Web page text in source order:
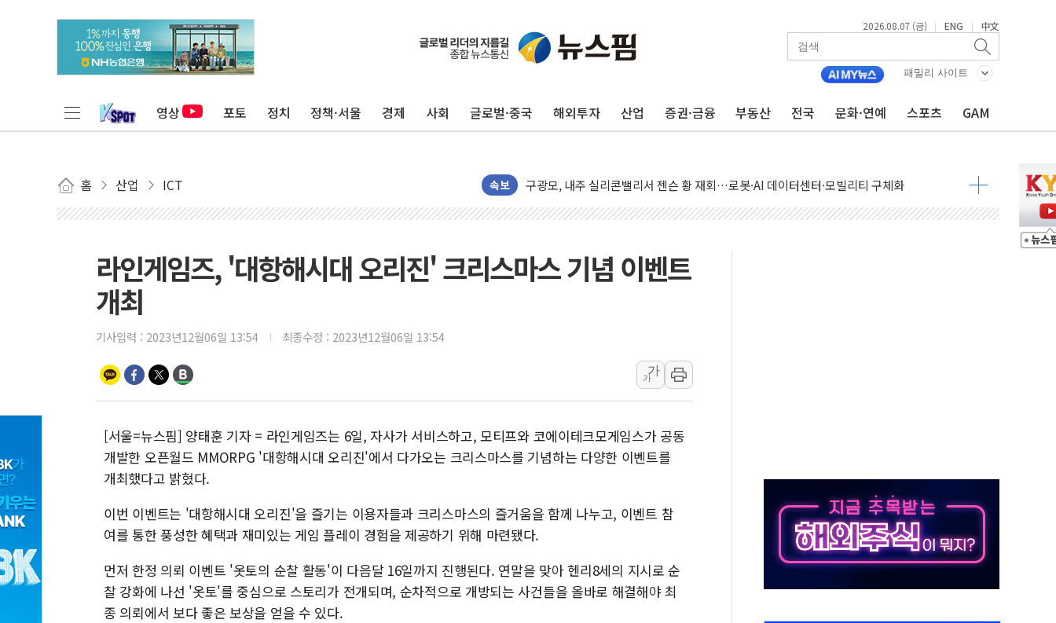
2026.08.07 (금) | ENG | 中文
패밀리 사이트
영상 포토 정치 정책·서울 경제 사회 글로벌·중국 해외투자 산업 증권·금융 부동산 전국 문화·연예 스포츠 GAM
홈 산업 ICT 속보
유럽증시, 견조한 실적 소화하며 대부분 상승… "2분기 기업 순이익 21% 증가" 전망
리투아니아 국방 "러, 우크라 드론으로 나토 회원국 공격 검토… 거짓 깃발 작전"
뉴욕증시 개장 전 특징주...모더나·아이온큐·도어대시↑ VS 샌디스크·피그마·앱러빈↓
김정관 장관 "영업이익 N% 성과급 반대…상법·자본시장법 개정 논의"
청와대, 북한 단거리 탄도미사일 발사에 긴급 안보 점검회의
금값 7주 만에 최고…美 고용 둔화·호르무즈 재개방 기대에 강세
'월가의 황제' 다이먼 "금융시장 레버리지 위험수위…숨은 차입이 더 큰 변수"
양주 섬유염색공장서 화재 1명 중상…대응 1단계 진압 중
해군 1함대 창설 80주년…지역과 함께하는 '선봉'의 대민 봉사
[3보] 북, 원산서 동해로 단거리 탄도미사일 1발 발사… 올해 10번째·42일 만 도발
우크라 드론 전술, 중남미 콜롬비아에 새 안보 위기… 반군·마약카르텔이 습득해 전투 활용
동해해경, 독도 해상서 부유물 감긴 어선 구조
주한미군 "오산기지 누출, 백린 아닌 무해한 표면 부식 물질"
구미 폐염산처리업체서 불 2시간30여분만에 진화...외국인 노동자 숨져
라인게임즈, '대항해시대 오리진' 크리스마스 기념 이벤트
개최
기사입력 : 2023년12월06일 13:54 최종수정 : 2023년12월06일 13:54
가
가
[서울=뉴스핌] 양태훈 기자 = 라인게임즈는 6일, 자사가 서비스하고, 모티프와 코에이테크모게임스가 공동
개발한 오픈월드 MMORPG '대항해시대 오리진'에서 다가오는 크리스마스를 기념하는 다양한 이벤트를
개최했다고 밝혔다.
이번 이벤트는 '대항해시대 오리진'을 즐기는 이용자들과 크리스마스의 즐거움을 함께 나누고, 이벤트 참
여를 통한 풍성한 혜택과 재미있는 게임 플레이 경험을 제공하기 위해 마련됐다.
먼저 한정 의뢰 이벤트 '옷토의 순찰 활동'이 다음달 16일까지 진행된다. 연말을 맞아 헨리8세의 지시로 순
찰 강화에 나선 '옷토'를 중심으로 스토리가 전개되며, 순차적으로 개방되는 사건들을 올바로 해결해야 최
종 의뢰에서 보다 좋은 보상을 얻을 수 있다.